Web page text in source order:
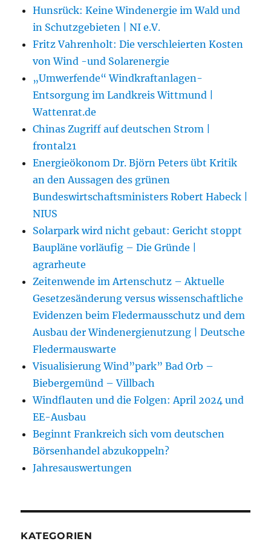
Hunsrück: Keine Windenergie im Wald und
in Schutzgebieten | NI e.V.
Fritz Vahrenholt: Die verschleierten Kosten
von Wind -und Solarenergie
„Umwerfende“ Windkraftanlagen-
Entsorgung im Landkreis Wittmund |
Wattenrat.de
Chinas Zugriff auf deutschen Strom |
frontal21
Energieökonom Dr. Björn Peters übt Kritik
an den Aussagen des grünen
Bundeswirtschaftsministers Robert Habeck |
NIUS
Solarpark wird nicht gebaut: Gericht stoppt
Baupläne vorläufig – Die Gründe |
agrarheute
Zeitenwende im Artenschutz – Aktuelle
Gesetzesänderung versus wissenschaftliche
Evidenzen beim Fledermausschutz und dem
Ausbau der Windenergienutzung | Deutsche
Fledermauswarte
Visualisierung Wind”park” Bad Orb –
Biebergemünd – Villbach
Windflauten und die Folgen: April 2024 und
EE-Ausbau
Beginnt Frankreich sich vom deutschen
Börsenhandel abzukoppeln?
Jahresauswertungen
KATEGORIEN